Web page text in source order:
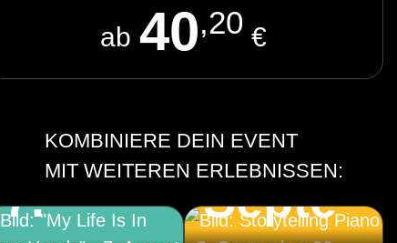
ab 40,20 €
KOMBINIERE DEIN EVENT
MIT WEITEREN ERLEBNISSEN:
„My Life Is In Your
7.
2.
Septe